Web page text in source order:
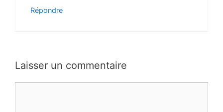
Répondre
Laisser un commentaire